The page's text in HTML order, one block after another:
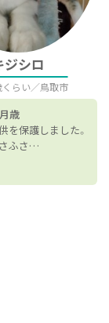
ジシロ
らい 鳥取市
歳
を保護しました。
ふさ…